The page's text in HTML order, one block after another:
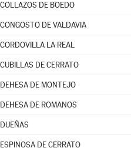
COLLAZOS DE BOEDO
CONGOSTO DE VALDAVIA
CORDOVILLA LA REAL
CUBILLAS DE CERRATO
DEHESA DE MONTEJO
DEHESA DE ROMANOS
DUEÑAS
ESPINOSA DE CERRATO